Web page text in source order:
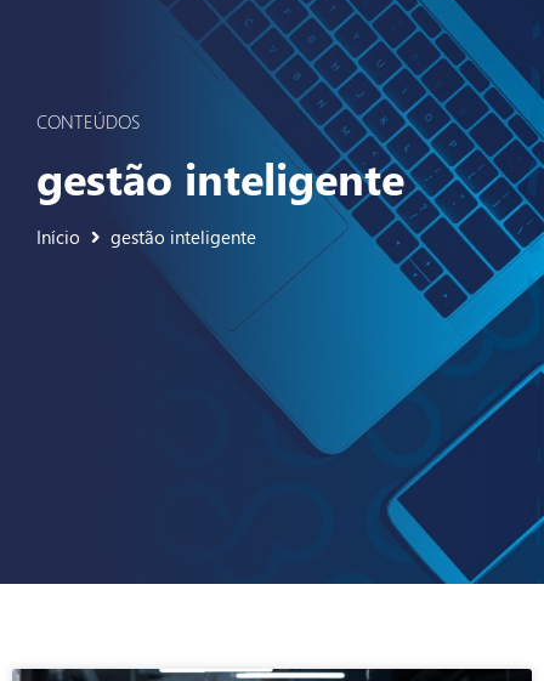
CONTEÚDOS
gestão inteligente
Início gestão inteligente